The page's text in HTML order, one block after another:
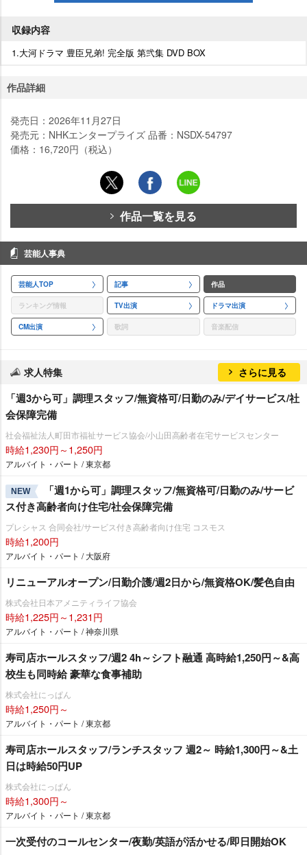
収録内容
1.大河ドラマ 豊臣兄弟! 完全版 第弐集 DVD BOX
作品詳細
発売日：2026年11月27日
発売元：NHKエンタープライズ 品番：NSDX-54797
価格：16,720円（税込）
作品一覧を見る
芸能人事典
芸能人TOP 記事 作品
ランキング情報 TV出演 ドラマ出演
CM出演 歌詞 音楽配信
求人特集 さらに見る
「週3から可」調理スタッフ/無資格可/日勤のみ/デイサービス/社
会保障完備
社会福祉法人町田市福祉サービス協会/小山田高齢者在宅サービスセンター
時給1,230円～1,250円
アルバイト・パート / 東京都
NEW
「週1から可」調理スタッフ/無資格可/日勤のみ/サービ
ス付き高齢者向け住宅/社会保障完備
プレシャス 合同会社/サービス付き高齢者向け住宅 コスモス
時給1,200円
アルバイト・パート / 大阪府
リニューアルオープン/日勤介護/週2日から/無資格OK/髪色自由
株式会社日本アメニティライフ協会
時給1,225円～1,231円
アルバイト・パート / 神奈川県
寿司店ホールスタッフ/週2 4h～シフト融通 高時給1,250円～&高
校生も同時給 豪華な食事補助
株式会社にっぱん
時給1,250円～
アルバイト・パート / 東京都
寿司店ホールスタッフ/ランチスタッフ 週2～ 時給1,300円～&土
日は時給50円UP
株式会社にっぱん
時給1,300円～
アルバイト・パート / 東京都
一次受付のコールセンター/夜勤/英語が活かせる/即日開始OK